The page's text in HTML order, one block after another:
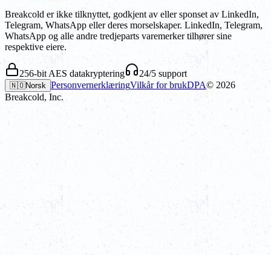
Breakcold er ikke tilknyttet, godkjent av eller sponset av LinkedIn,
Telegram, WhatsApp eller deres morselskaper. LinkedIn, Telegram,
WhatsApp og alle andre tredjeparts varemerker tilhører sine
respektive eiere.
256-bit AES datakryptering 24/5 support
🇳🇴Norsk PersonvernerklæringVilkår for brukDPA© 2026
Breakcold, Inc.